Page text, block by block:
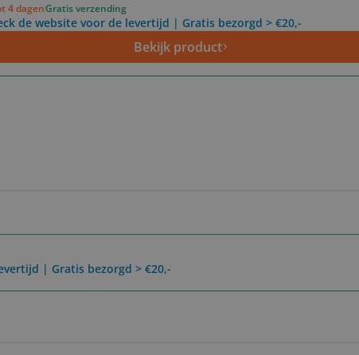
4 dagenGratis verzending
de website voor de levertijd | Gratis bezorgd > €20,-
Bekijk product
| Gratis bezorgd > €20,-